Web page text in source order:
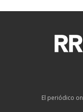
El periódico